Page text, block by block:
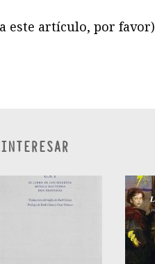
este artículo, por favor)